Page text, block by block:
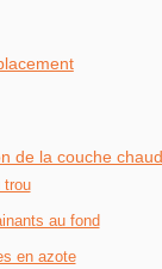
de la couche
trou
au fond
en azote